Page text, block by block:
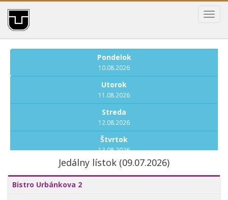
Pondelok
10.08.2026
Utorok
11.08.2026
Streda
12.08.2026
Štvrtok
13.08.2026
Piatok
14.08.2026
Pondelok
Jedálny lístok (09.07.2026)
Bistro Urbánkova 2